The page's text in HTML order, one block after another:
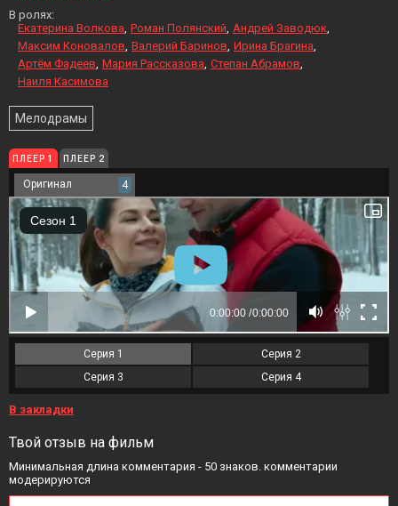
В ролях:
Екатерина Волкова Роман Полянский Андрей Заводюк
Максим Коновалов Валерий Баринов Ирина Брагина
Артём Фадеев Мария Рассказова Степан Абрамов
Наиля Касимова
Мелодрамы
ПЛЕЕР 1 ПЛЕЕР 2
Оригинал 4
Серия 1
Серия 2
Серия 3
Серия 4
В закладки
Твой отзыв на фильм
Минимальная длина комментария - 50 знаков. комментарии
модерируются